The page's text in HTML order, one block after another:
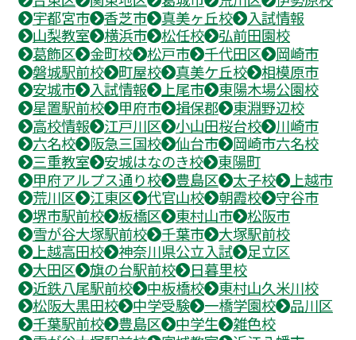
宇都宮市
香芝市 真美ヶ丘校
入試情報
山梨教室
横浜市 松任校
弘前田園校
葛飾区
金町校 松戸市 千代田区
岡崎市
磐城駅前校
町屋校 真美ケ丘校
相模原市
安城市
入試情報 上尾市
東陽木場公園校
星置駅前校
甲府市 揖保郡
東淵野辺校
高校情報
江戸川区 小山田桜台校
川崎市
六名校
阪急三国校 仙台市
岡崎市六名校
三重教室
安城はなのき校
東陽町
甲府アルプス通り校
豊島区 太子校
上越市
荒川区
江東区 代官山校 朝霞校
守谷市
堺市駅前校
板橋区 東村山市
松阪市
雪が谷大塚駅前校
千葉市
大塚駅前校
上越高田校
神奈川県公立入試
足立区
大田区
旗の台駅前校
日暮里校
近鉄八尾駅前校
中板橋校
東村山久米川校
松阪大黒田校
中学受験 一橋学園校
品川区
千葉駅前校
豊島区 中学生
雑色校